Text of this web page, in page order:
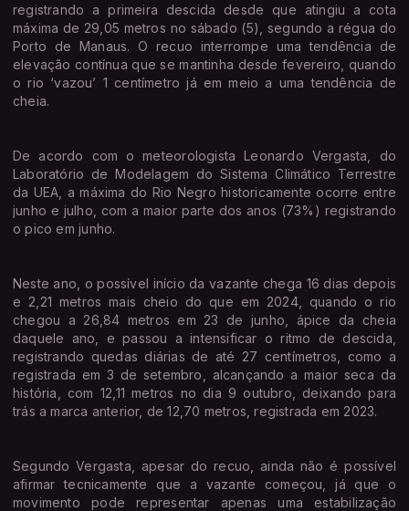
registrando a primeira descida desde que atingiu a cota
máxima de 29,05 metros no sábado (5), segundo a régua do
Porto de Manaus. O recuo interrompe uma tendência de
elevação contínua que se mantinha desde fevereiro, quando
o rio ‘vazou’ 1 centímetro já em meio a uma tendência de
cheia.
De acordo com o meteorologista Leonardo Vergasta, do
Laboratório de Modelagem do Sistema Climático Terrestre
da UEA, a máxima do Rio Negro historicamente ocorre entre
junho e julho, com a maior parte dos anos (73%) registrando
o pico em junho.
Neste ano, o possível início da vazante chega 16 dias depois
e 2,21 metros mais cheio do que em 2024, quando o rio
chegou a 26,84 metros em 23 de junho, ápice da cheia
daquele ano, e passou a intensificar o ritmo de descida,
registrando quedas diárias de até 27 centímetros, como a
registrada em 3 de setembro, alcançando a maior seca da
história, com 12,11 metros no dia 9 outubro, deixando para
trás a marca anterior, de 12,70 metros, registrada em 2023.
Segundo Vergasta, apesar do recuo, ainda não é possível
afirmar tecnicamente que a vazante começou, já que o
movimento pode representar apenas uma estabilização